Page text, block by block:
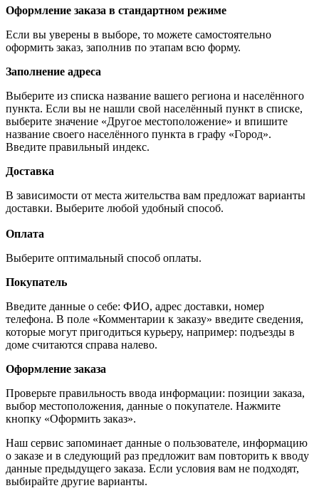
Оформление заказа в стандартном режиме
Если вы уверены в выборе, то можете самостоятельно
оформить заказ, заполнив по этапам всю форму.
Заполнение адреса
Выберите из списка название вашего региона и населённого
пункта. Если вы не нашли свой населённый пункт в списке,
выберите значение «Другое местоположение» и впишите
название своего населённого пункта в графу «Город».
Введите правильный индекс.
Доставка
В зависимости от места жительства вам предложат варианты
доставки. Выберите любой удобный способ.
Оплата
Выберите оптимальный способ оплаты.
Покупатель
Введите данные о себе: ФИО, адрес доставки, номер
телефона. В поле «Комментарии к заказу» введите сведения,
которые могут пригодиться курьеру, например: подъезды в
доме считаются справа налево.
Оформление заказа
Проверьте правильность ввода информации: позиции заказа,
выбор местоположения, данные о покупателе. Нажмите
кнопку «Оформить заказ».
Наш сервис запоминает данные о пользователе, информацию
о заказе и в следующий раз предложит вам повторить к вводу
данные предыдущего заказа. Если условия вам не подходят,
выбирайте другие варианты.